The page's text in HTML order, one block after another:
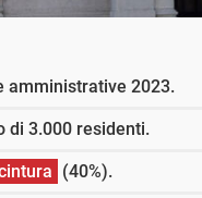
amministrative 2023.
di 3.000 residenti.
(40%).